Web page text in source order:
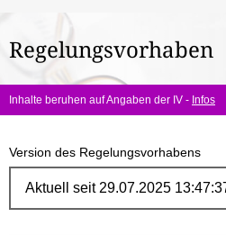
hier:
Regelungsvorhaben
Inhalte beruhen auf Angaben der IV - Infos
Version des Regelungsvorhabens